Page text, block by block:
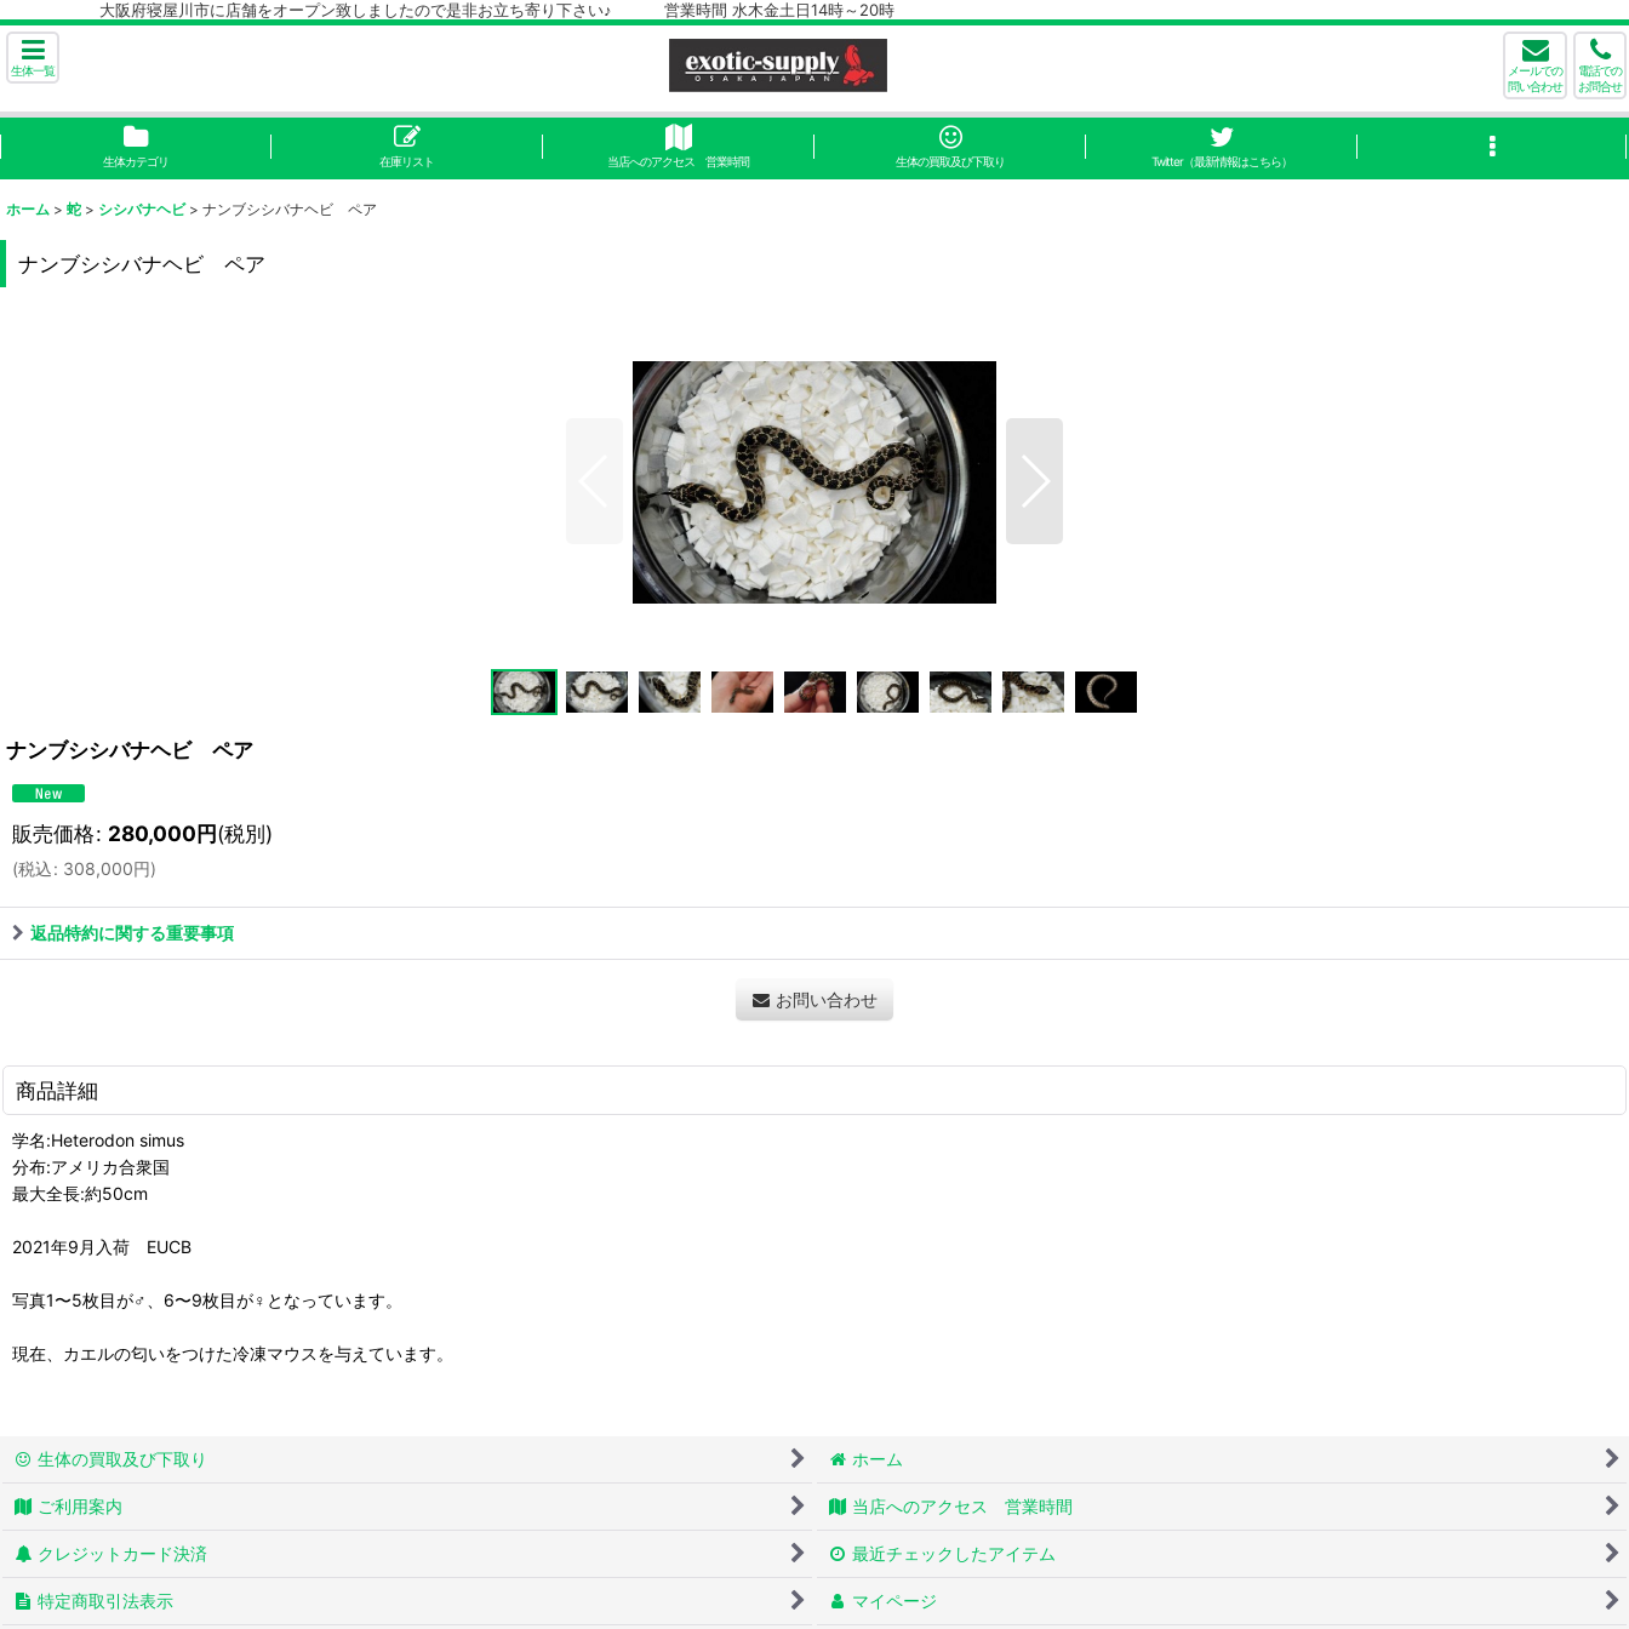
大阪府寝屋川市に店舗をオープン致しましたので是非お立ち寄り下さい♪ 営業時間 水木金土日14時～20時
生体一覧
メールでの
問い合わせ
電話での
お問合せ
生体カテゴリ 在庫リスト 当店へのアクセス 営業時間 生体の買取及び下取り Twitter（最新情報はこちら）
ホーム > 蛇 > シシバナヘビ > ナンブシシバナヘビ ペア
ナンブシシバナヘビ ペア
ナンブシシバナヘビ ペア
販売価格: 280,000円(税別)
(税込: 308,000円)
返品特約に関する重要事項
お問い合わせ
商品詳細
学名:Heterodon simus
分布:アメリカ合衆国
最大全長:約50cm
2021年9月入荷 EUCB
写真1〜5枚目が♂、6〜9枚目が♀となっています。
現在、カエルの匂いをつけた冷凍マウスを与えています。
生体の買取及び下取り ホーム
ご利用案内 当店へのアクセス 営業時間
クレジットカード決済 最近チェックしたアイテム
特定商取引法表示 マイページ